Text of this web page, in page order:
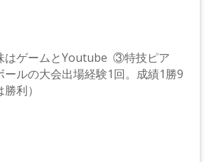
ゲームとYoutube ③特技ピア
ルの大会出場経験1回。成績1勝9
利）